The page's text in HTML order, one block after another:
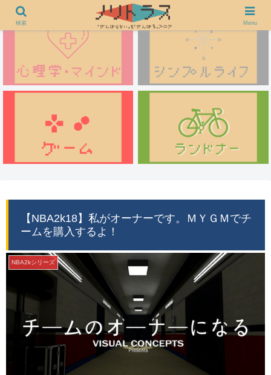
【NBA2k18】私がオーナーです。ＭＹＧＭでチ
ームを購入するよ！
NBA2kシリーズ
検索 Menu